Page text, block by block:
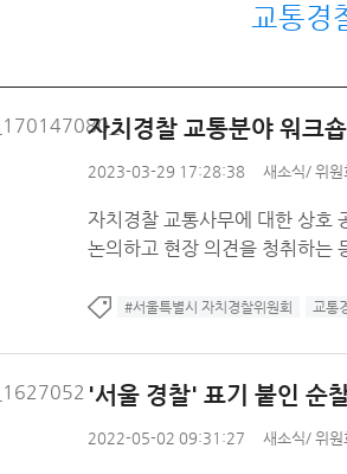
위원회 상징물
조직도
오시는 길
교통경
자치경찰 교통분야 워크
2023-03-29 17:28:38 새소식/ 위원
자치경찰 교통사무에 대한 상호
논의하고 현장 의견을 청취하는
#서울특별시 자치경찰위원회 교통
'서울 경찰' 표기 붙인 순
2022-05-02 09:31:27 새소식/ 위원